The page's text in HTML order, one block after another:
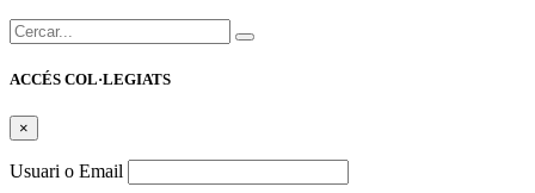
Cercar:
ACCÉS COL·LEGIATS
×
Usuari o Email